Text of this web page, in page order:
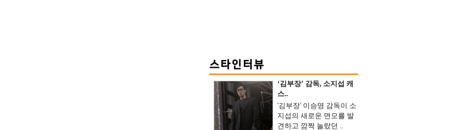
‘김부장’ 감독, 소지섭 캐
스..
'김부장' 이승영 감독이 소
지섭의 새로운 면모를 발
견하고 깜짝 놀랐던 ..